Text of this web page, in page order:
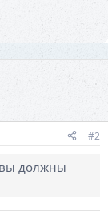
#2
вы должны